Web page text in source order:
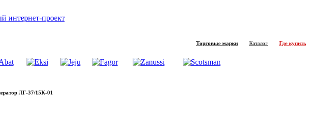
Торговые марки Каталог Где купить
ЛГ-37/15К-01